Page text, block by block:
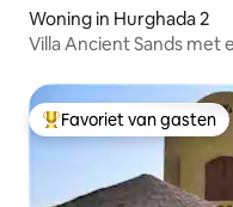
Woning in Hurghada 2
Villa Ancient Sands met
Topfavoriet van gasten
Favoriet van gasten